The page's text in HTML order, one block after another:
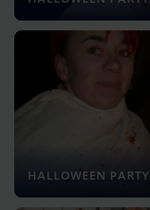
HALLOWEEN PARTY